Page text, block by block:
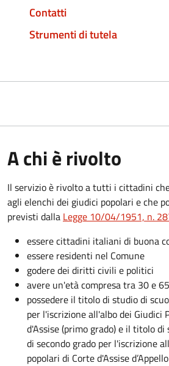
Contatti
Strumenti di tutela
A chi è rivolto
Il servizio è rivolto a tutti i cittadini
agli elenchi dei giudici popolari e che
previsti dalla Legge 10/04/1951, n.
essere cittadini italiani di buona
essere residenti nel Comune
godere dei diritti civili e politici
avere un'età compresa tra 30 e
possedere il titolo di studio di
per l'iscrizione all'albo dei Giudici
d'Assise (primo grado) e il titolo
di secondo grado per l'iscrizione
popolari di Corte d'Assise